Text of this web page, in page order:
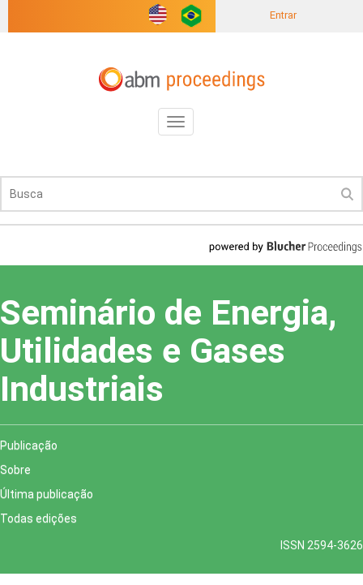
Entrar
Toggle
navigation
Seminário de Energia,
Utilidades e Gases
Industriais
Publicação
Sobre
Última publicação
Todas edições
ISSN 2594-3626